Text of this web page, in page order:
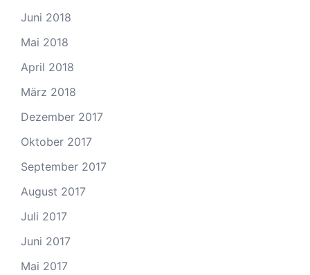
Juni 2018
Mai 2018
April 2018
März 2018
Dezember 2017
Oktober 2017
September 2017
August 2017
Juli 2017
Juni 2017
Mai 2017